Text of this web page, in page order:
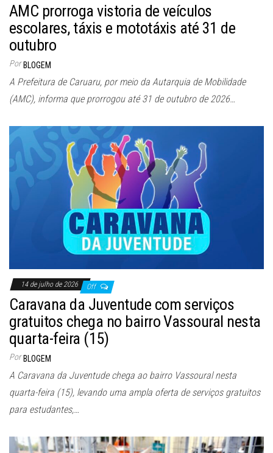
AMC prorroga vistoria de veículos
escolares, táxis e mototáxis até 31 de
outubro
Por BLOGEM
A Prefeitura de Caruaru, por meio da Autarquia de Mobilidade
(AMC), informa que prorrogou até 31 de outubro de 2026…
14 de julho de 2026 Off
Caravana da Juventude com serviços
gratuitos chega no bairro Vassoural nesta
quarta-feira (15)
Por BLOGEM
A Caravana da Juventude chega ao bairro Vassoural nesta
quarta-feira (15), levando uma ampla oferta de serviços gratuitos
para estudantes,…